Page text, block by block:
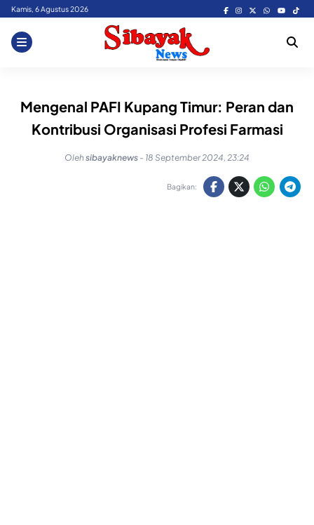
Skip
content
Kamis, 6 Agustus 2026
Mengenal PAFI Kupang Timur: Peran dan
Kontribusi Organisasi Profesi Farmasi
Olehsibayaknews - 18 September 2024, 23:24
Bagikan: